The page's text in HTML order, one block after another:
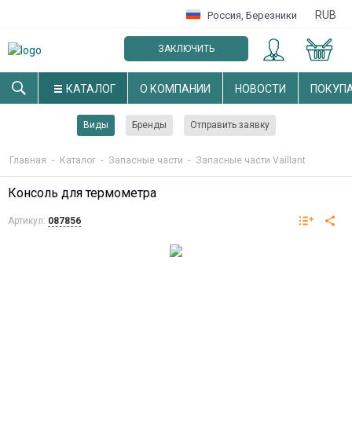
Россия, Березники RUB
ЗАКЛЮЧИТЬ
ОПТОВЫЙ ДОГОВОР
КАТАЛОГ О КОМПАНИИ НОВОСТИ
Виды Бренды Отправить заявку
Главная - Каталог - Запасные части - Запасные части Vaillant
Консоль для термометра
Артикул: 087856